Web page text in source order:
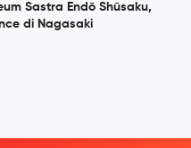
Sastra Endō Shūsaku,
di Nagasaki